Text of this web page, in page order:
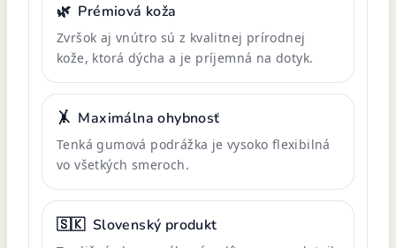
🌿 Prémiová koža
Zvršok aj vnútro sú z kvalitnej prírodnej
kože, ktorá dýcha a je príjemná na dotyk.
🤸 Maximálna ohybnosť
Tenká gumová podrážka je vysoko flexibilná
vo všetkých smeroch.
🇸🇰 Slovenský produkt